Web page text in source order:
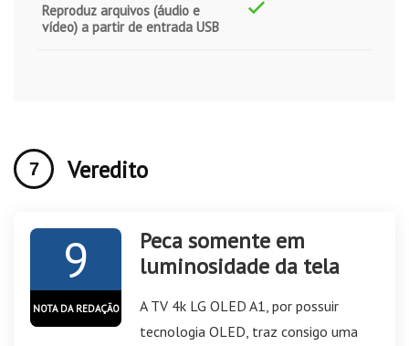
Reproduz arquivos (áudio e
vídeo) a partir de entrada USB
Veredito
9
NOTA DA REDAÇÃO
Peca somente em
luminosidade da tela
A TV 4k LG OLED A1, por possuir
tecnologia OLED, traz consigo uma